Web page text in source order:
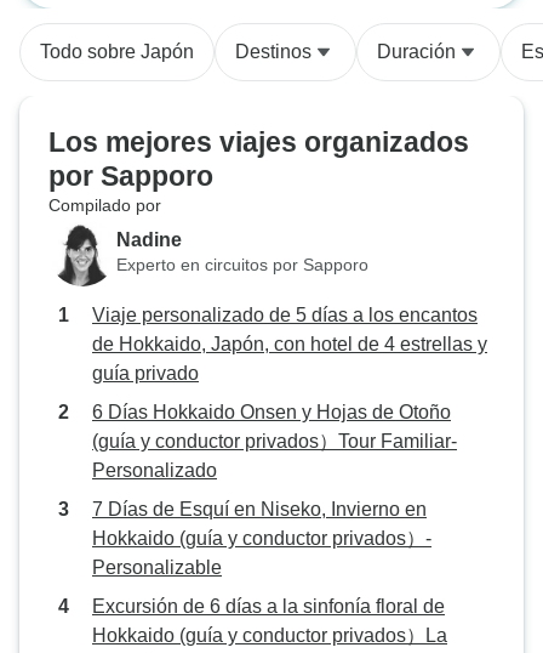
Todo sobre Japón Destinos Duración
Los mejores viajes organizados
por Sapporo
Compilado por
Nadine
Experto en circuitos por Sapporo
Viaje personalizado de 5 días a los encantos
de Hokkaido, Japón, con hotel de 4 estrellas y
guía privado
6 Días Hokkaido Onsen y Hojas de Otoño
(guía y conductor privados）Tour Familiar-
Personalizado
7 Días de Esquí en Niseko, Invierno en
Hokkaido (guía y conductor privados）-
Personalizable
Excursión de 6 días a la sinfonía floral de
Hokkaido (guía y conductor privados）La